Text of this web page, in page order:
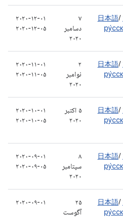
日本語/
۷
دسامبر
۲۰۲۰
۲۰۲۰-۱۲-۰۱
۲۰۲۰-۱۲-۰۵
日本語/
۲
نوامبر
۲۰۲۰
۲۰۲۰-۱۱-۰۱
۲۰۲۰-۱۱-۰۵
日本語/
۵ اکتبر
۲۰۲۰
۲۰۲۰-۱۰-۰۱
۲۰۲۰-۱۰-۰۵
日本語/
۸
سپتامبر
۲۰۲۰
۲۰۲۰-۰۹-۰۱
۲۰۲۰-۰۹-۰۵
日本語/
۲۵
آگوست
۲۰۲۰-۰۹-۰۱